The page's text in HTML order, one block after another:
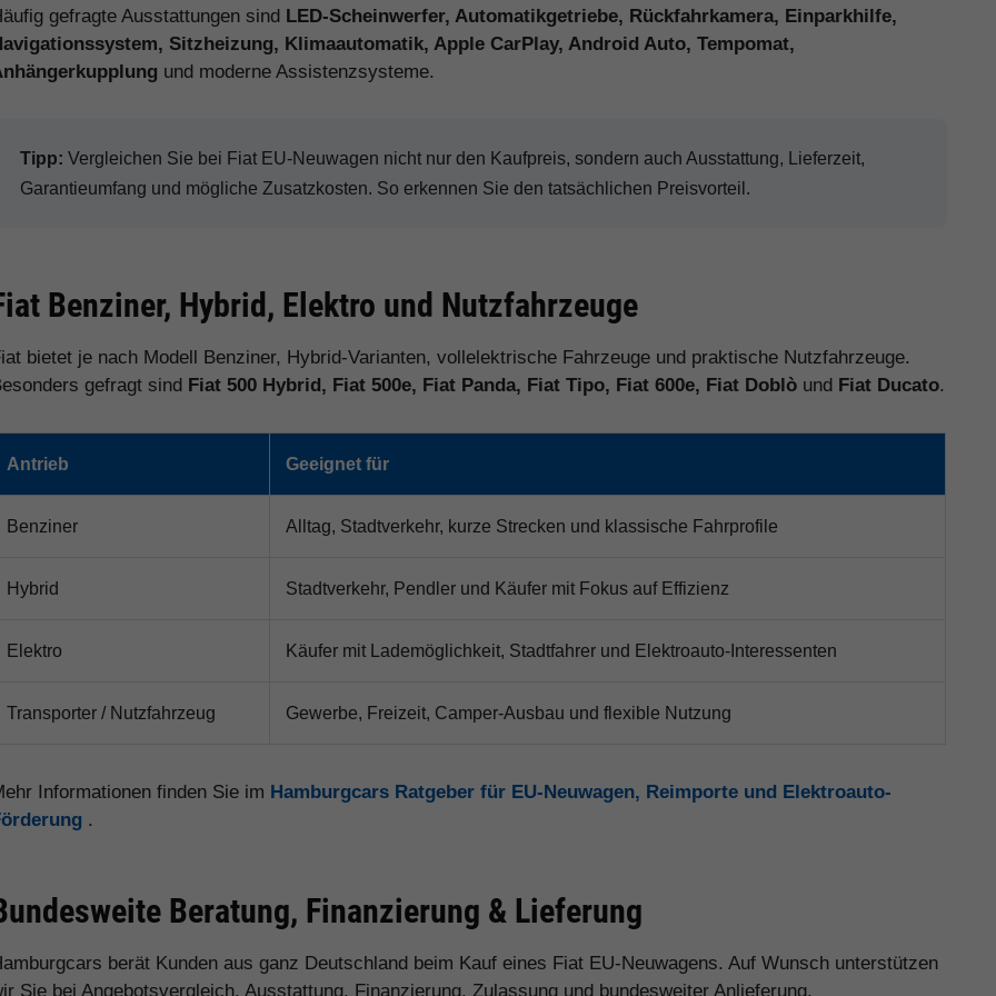
gefragte Ausstattungen sind LED-Scheinwerfer, Automatikgetriebe, Rückfahrkamera, Einparkhilfe,
Sitzheizung, Klimaautomatik, Apple CarPlay, Android Auto, Tempomat,
und moderne Assistenzsysteme.
Tipp: Vergleichen Sie bei Fiat EU-Neuwagen nicht nur den Kaufpreis, sondern auch Ausstattung, Lieferzeit,
Garantieumfang und mögliche Zusatzkosten. So erkennen Sie den tatsächlichen Preisvorteil.
Benziner, Hybrid, Elektro und Nutzfahrzeuge
bietet je nach Modell Benziner, Hybrid-Varianten, vollelektrische Fahrzeuge und praktische Nutzfahrzeuge.
gefragt sind Fiat 500 Hybrid, Fiat 500e, Fiat Panda, Fiat Tipo, Fiat 600e, Fiat Doblò und Fiat Ducato.
Antrieb Geeignet für
Benziner Alltag, Stadtverkehr, kurze Strecken und klassische Fahrprofile
Hybrid Stadtverkehr, Pendler und Käufer mit Fokus auf Effizienz
Elektro Käufer mit Lademöglichkeit, Stadtfahrer und Elektroauto-Interessenten
Transporter / Nutzfahrzeug Gewerbe, Freizeit, Camper-Ausbau und flexible Nutzung
Informationen finden Sie im Hamburgcars Ratgeber für EU-Neuwagen, Reimporte und Elektroauto-
.
Beratung, Finanzierung & Lieferung
berät Kunden aus ganz Deutschland beim Kauf eines Fiat EU-Neuwagens. Auf Wunsch unterstützen
Sie bei Angebotsvergleich, Ausstattung, Finanzierung, Zulassung und bundesweiter Anlieferung.